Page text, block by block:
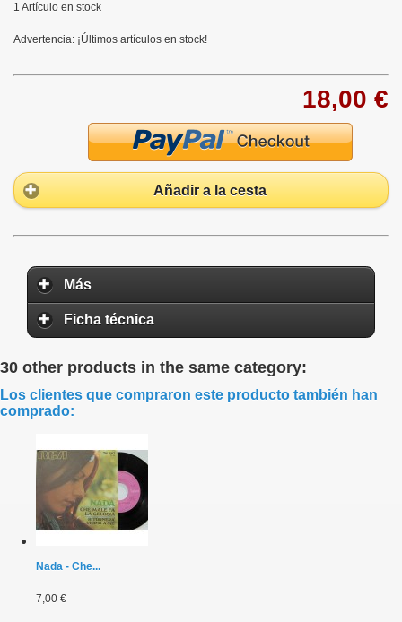
1 Artículo en stock
Advertencia: ¡Últimos artículos en stock!
18,00 €
Añadir a la cesta
Más
Ficha técnica
30 other products in the same category:
Los clientes que compraron este producto también han
comprado:
Nada - Che...
7,00 €